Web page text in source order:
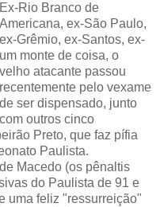
Ex-Rio Branco de
Americana, ex-São Paulo,
ex-Grêmio, ex-Santos, ex-
um monte de coisa, o
velho atacante passou
recentemente pelo vexame
de ser dispensado, junto
com outros cinco
Preto, que faz pífia
Paulista.
Macedo (os pênaltis
do Paulista de 91 e
uma feliz "ressurreição"